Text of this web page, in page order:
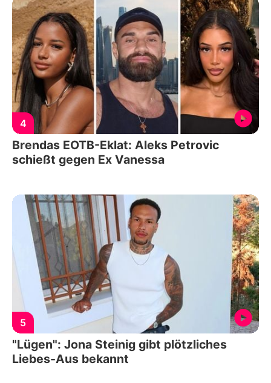
4
Brendas EOTB-Eklat: Aleks Petrovic
schießt gegen Ex Vanessa
5
"Lügen": Jona Steinig gibt plötzliches
Liebes-Aus bekannt